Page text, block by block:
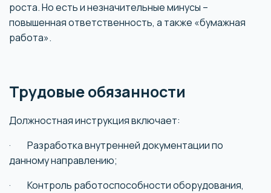
роста. Но есть и незначительные минусы –
повышенная ответственность, а также «бумажная
работа».
Трудовые обязанности
Должностная инструкция включает:
· Разработка внутренней документации по
данному направлению;
· Контроль работоспособности оборудования,